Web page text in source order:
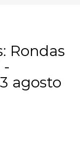
Rondas
-
agosto